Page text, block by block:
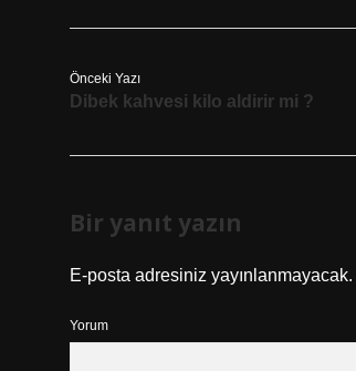
Önceki Yazı
Dibek kahvesi kilo aldirir mi ?
Bir yanıt yazın
E-posta adresiniz yayınlanmayacak.
Yorum